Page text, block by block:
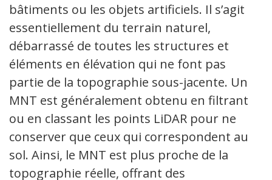
bâtiments ou les objets artificiels. Il s’agit
essentiellement du terrain naturel,
débarrassé de toutes les structures et
éléments en élévation qui ne font pas
partie de la topographie sous-jacente. Un
MNT est généralement obtenu en filtrant
ou en classant les points LiDAR pour ne
conserver que ceux qui correspondent au
sol. Ainsi, le MNT est plus proche de la
topographie réelle, offrant des